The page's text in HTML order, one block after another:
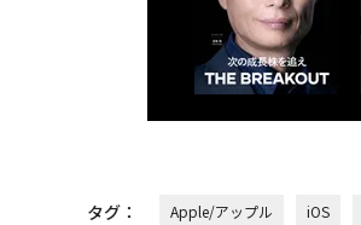
タグ： Apple/アップル iOS